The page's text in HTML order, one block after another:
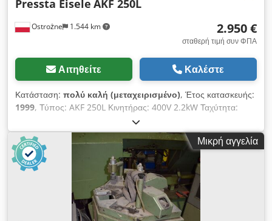
Ostrożne 1.544 km
Pressta Eisele AKF 250L
2.950 €
σταθερή τιμή συν ΦΠΑ
Αιτηθείτε Καλέστε
Κατάσταση: πολύ καλή (μεταχειρισμένο), Έτος κατασκευής:
1999, Τύπος: AKF 250L Κινητήρας: 400V 2.2kW Ταχύτητα:
2800 rpm Κόφτης O: 250mm Άξονας στήριξης κοπτικού O:
40mm Πλάτος φρεζαρίσματος: 300mm Βάθος φρεζαρίσματος:
85mm Ύψος προφίλ: 160mm Djdpfx Ajtt Eb Sjhisck Βάρος:
περίπου 150kg Διαστάσεις Π x Υ x Β 950 x1450 x 930 mm
Μικρή αγγελία